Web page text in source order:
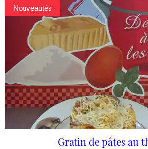
Nouveautés
Gratin de pâtes au